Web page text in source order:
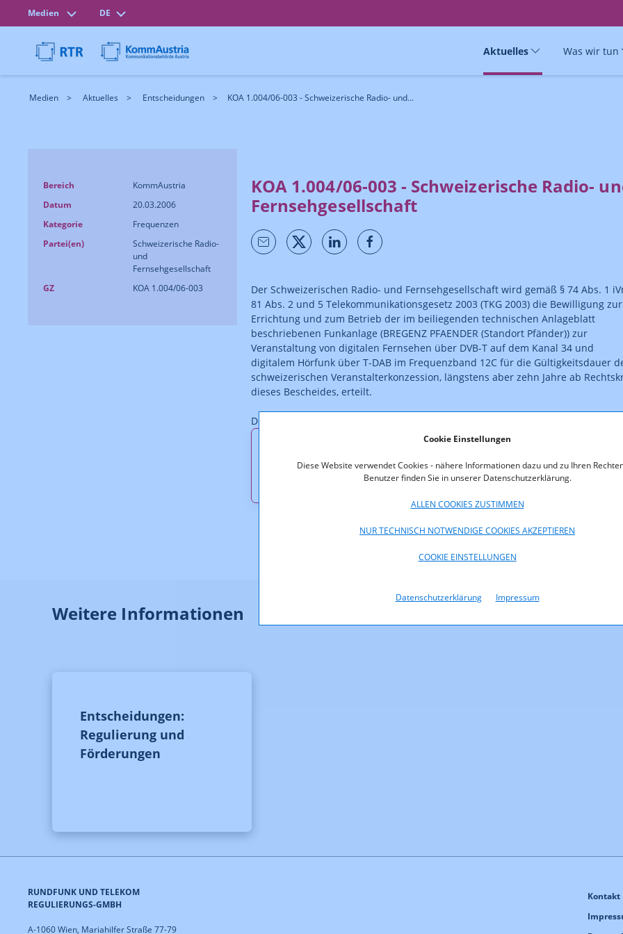
Cookie Einstellungen
Diese Website verwendet Cookies - nähere Informationen dazu und zu Ihren
Benutzer finden Sie in unserer Datenschutzerklärung.
ALLEN COOKIES ZUSTIMMEN
NUR TECHNISCH NOTWENDIGE COOKIES AKZEPTIEREN
COOKIE EINSTELLUNGEN
Datenschutzerklärung Impressum
Medien DE
Aktuelles Was wir tun
Medien Aktuelles Entscheidungen KOA 1.004/06-003 - Schweizerische Radio- und...
Bereich
KommAustria
Datum
20.03.2006
Kategorie
Frequenzen
Partei(en)
Schweizerische Radio-
und
Fernsehgesellschaft
GZ
KOA 1.004/06-003
KOA 1.004/06-003 - Schweizerische Radio-
Fernsehgesellschaft
Der Schweizerischen Radio- und Fernsehgesellschaft wird gemäß § 74 Abs. 1
81 Abs. 2 und 5 Telekommunikationsgesetz 2003 (TKG 2003) die Bewilligung zur
Errichtung und zum Betrieb der im beiliegenden technischen Anlageblatt
beschriebenen Funkanlage (BREGENZ PFAENDER (Standort Pfänder)) zur
Veranstaltung von digitalen Fernsehen über DVB-T auf dem Kanal 34 und
digitalem Hörfunk über T-DAB im Frequenzband 12C für die Gültigkeitsdauer
schweizerischen Veranstalterkonzession, längstens aber zehn Jahre ab
dieses Bescheides, erteilt.
Der Bescheid ist rechtskräftig.
KOA_1.004-06-003.pdf (pdf, 31,2 KB)
Weitere Informationen
Entscheidungen:
Regulierung und
Förderungen
RUNDFUNK UND TELEKOM
REGULIERUNGS-GMBH
A-1060 Wien, Mariahilfer Straße 77-79
Kontakt